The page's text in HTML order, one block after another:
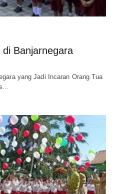
Banjarnegara
yang Jadi Incaran Orang Tua